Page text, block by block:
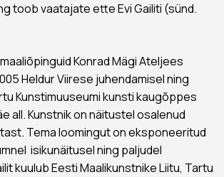
toob vaatajate ette Evi Gailiti (sünd.
Konrad Mägi Ateljees
Heldur Viirese juhendamisel ning
Kunstimuuseumi kunsti kaugõppes
all. Kunstnik on näitustel osalenud
Tema loomingut on eksponeeritud
isikunäitusel ning paljudel
kuulub Eesti Maalikunstnike Liitu, Tartu